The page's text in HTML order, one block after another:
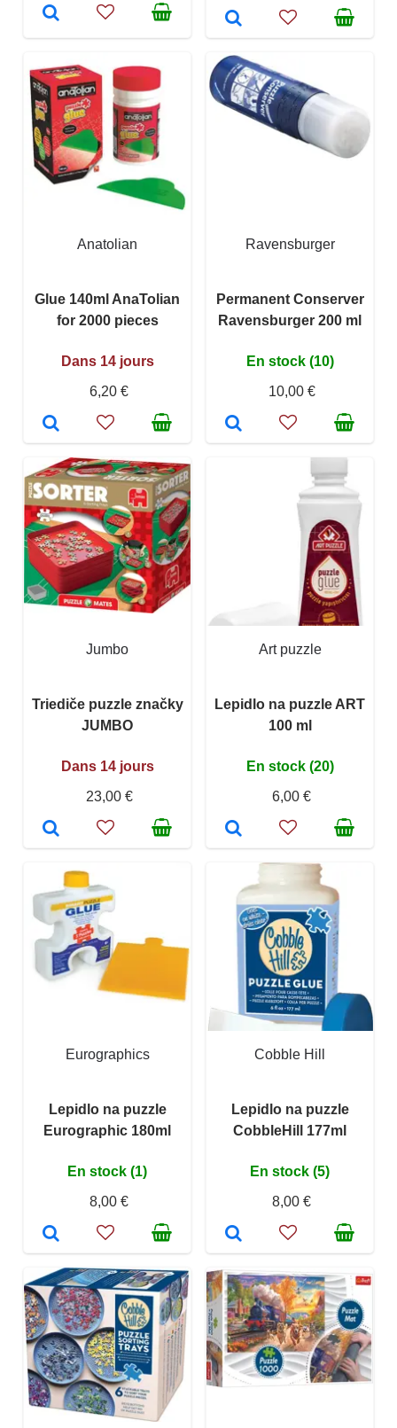
Anatolian
Glue 140ml AnaTolian
for 2000 pieces
Dans 14 jours
6,20 €
Ravensburger
Permanent Conserver
Ravensburger 200 ml
En stock (10)
10,00 €
Jumbo
Triediče puzzle značky
JUMBO
Dans 14 jours
23,00 €
Art puzzle
Lepidlo na puzzle ART
100 ml
En stock (20)
6,00 €
Eurographics
Lepidlo na puzzle
Eurographic 180ml
En stock (1)
8,00 €
Cobble Hill
Lepidlo na puzzle
CobbleHill 177ml
En stock (5)
8,00 €